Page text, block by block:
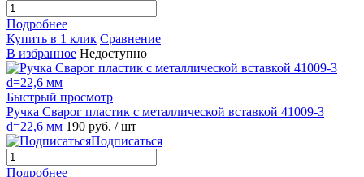
Подробнее
Купить в 1 клик Сравнение
В избранное Недоступно
Быстрый просмотр
Ручка Сварог пластик с металлической вставкой 41009-3
d=22,6 мм 190 руб. / шт
Подписаться
Подробнее